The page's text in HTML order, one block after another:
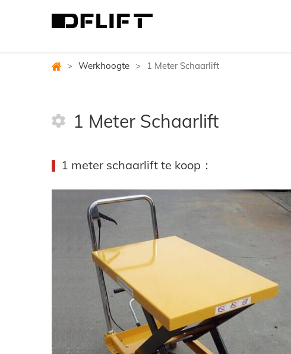
> Werkhoogte > 1 Meter Schaarlift
1 Meter Schaarlift
1 meter schaarlift te koop：